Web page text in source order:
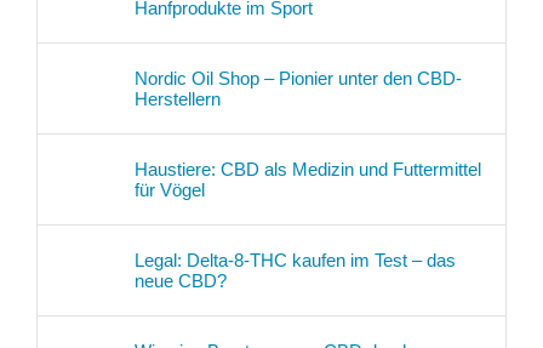
Hanfprodukte im Sport
Nordic Oil Shop – Pionier unter den CBD-
Herstellern
Haustiere: CBD als Medizin und Futtermittel
für Vögel
Legal: Delta-8-THC kaufen im Test – das
neue CBD?